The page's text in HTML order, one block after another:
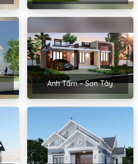
Anh Tâm – Sơn Tây